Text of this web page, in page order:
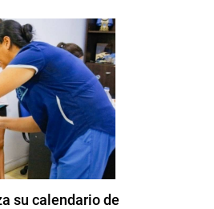
su calendario de